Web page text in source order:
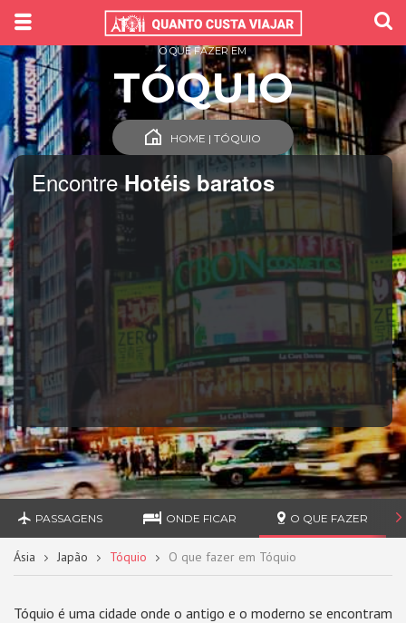
EncontreHotéis baratos
O QUE FAZER EM
TÓQUIO
HOME | TÓQUIO
PASSAGENS ONDE FICAR O QUE FAZER
Ásia Japão Tóquio O que fazer em Tóquio
Tóquio é uma cidade onde o antigo e o moderno se encontram